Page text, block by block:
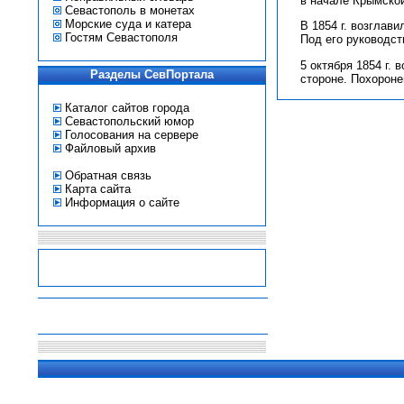
Севастополь в монетах
Морские суда и катера
Гостям Севастополя
Разделы СевПортала
Каталог сайтов города
Севастопольский юмор
Голосования на сервере
Файловый архив
Обратная связь
Карта сайта
Информация о сайте
В 1854 г.
Под его
5 октября 1854 г.
стороне.